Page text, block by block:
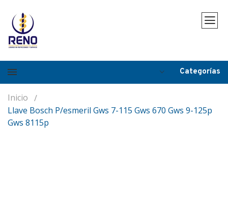
Categorías
Inicio
Llave Bosch P/esmeril Gws 7-115 Gws 670 Gws 9-125p
Gws 8115p